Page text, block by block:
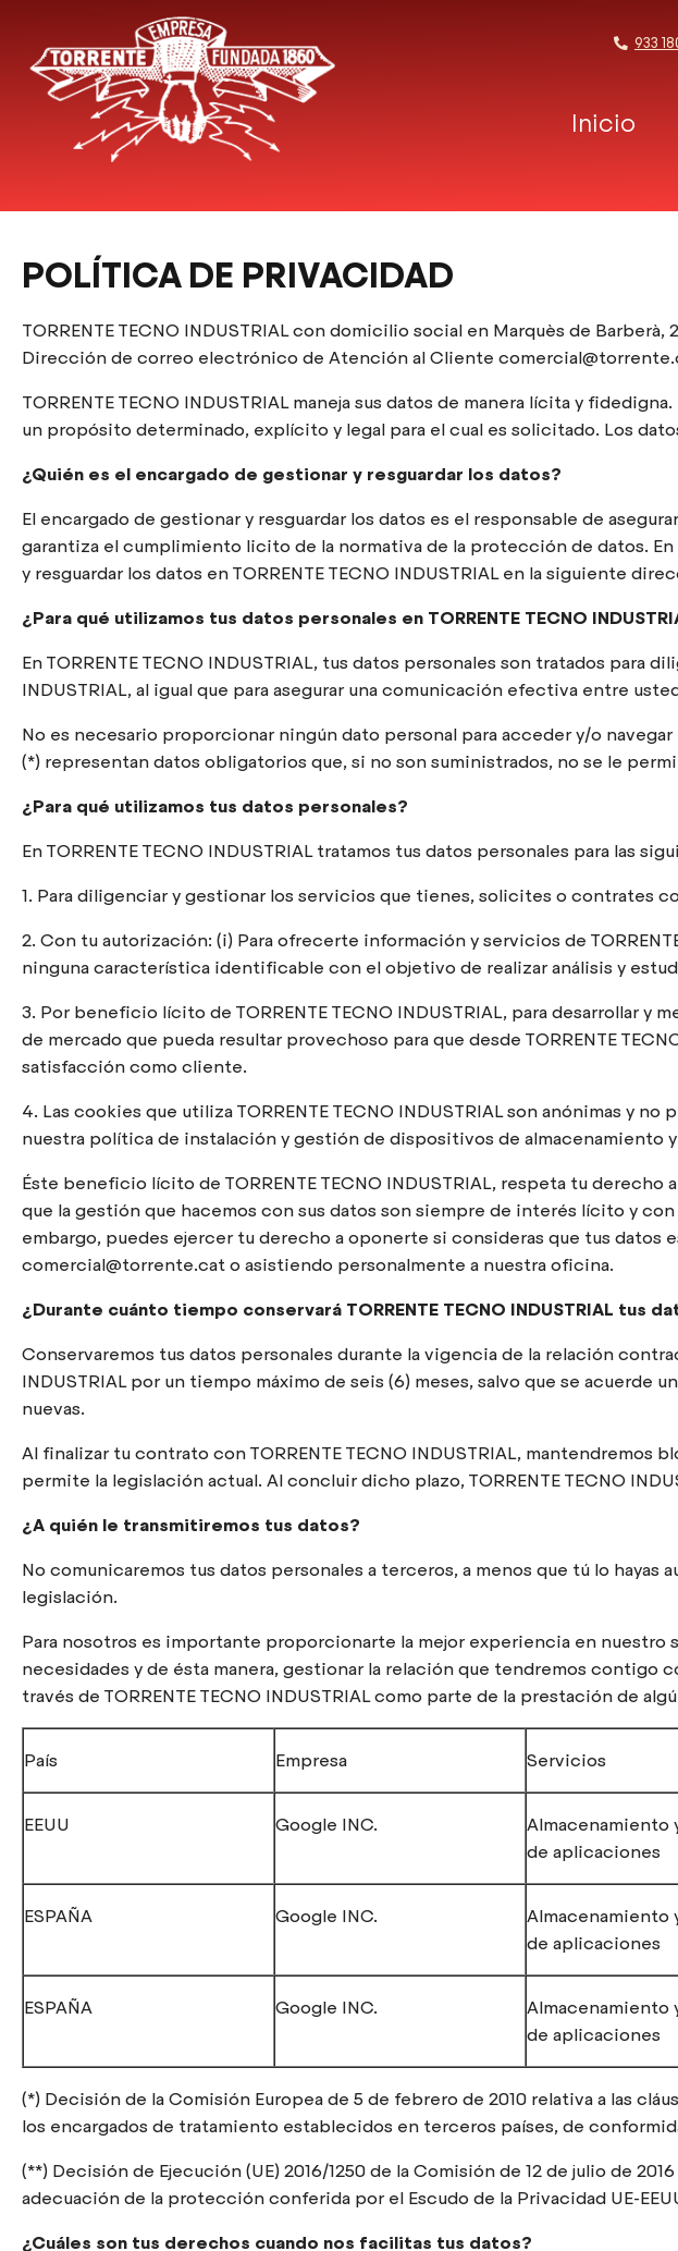
933
Inicio
POLÍTICA DE PRIVACIDAD
TORRENTE TECNO INDUSTRIAL con domicilio social en Marquès de Barberà,
Dirección de correo electrónico de Atención al Cliente
TORRENTE TECNO INDUSTRIAL maneja sus datos de manera lícita y
un propósito determinado, explícito y legal para el cual es solicitado. Los
¿Quién es el encargado de gestionar y resguardar los datos?
El encargado de gestionar y resguardar los datos es el responsable de
garantiza el cumplimiento licito de la normativa de la protección de datos.
y resguardar los datos en TORRENTE TECNO INDUSTRIAL en la siguiente
¿Para qué utilizamos tus datos personales en TORRENTE TECNO
En TORRENTE TECNO INDUSTRIAL, tus datos personales son tratados
INDUSTRIAL, al igual que para asegurar una comunicación efectiva entre usted
No es necesario proporcionar ningún dato personal para acceder y/o
(*) representan datos obligatorios que, si no son suministrados, no se le
¿Para qué utilizamos tus datos personales?
En TORRENTE TECNO INDUSTRIAL tratamos tus datos personales para las
1. Para diligenciar y gestionar los servicios que tienes, solicites o contrates
2. Con tu autorización: (i) Para ofrecerte información y servicios de
ninguna característica identificable con el objetivo de realizar análisis y
3. Por beneficio lícito de TORRENTE TECNO INDUSTRIAL, para desarrollar
de mercado que pueda resultar provechoso para que desde TORRENTE
satisfacción como cliente.
4. Las cookies que utiliza TORRENTE TECNO INDUSTRIAL son anónimas y
nuestra política de instalación y gestión de dispositivos de
Éste beneficio lícito de TORRENTE TECNO INDUSTRIAL, respeta tu
que la gestión que hacemos con sus datos son siempre de interés lícito y
embargo, puedes ejercer tu derecho a oponerte si consideras que tus datos
comercial@torrente.cat o asistiendo personalmente a nuestra oficina.
¿Durante cuánto tiempo conservará TORRENTE TECNO INDUSTRIAL tus
Conservaremos tus datos personales durante la vigencia de la relación
INDUSTRIAL por un tiempo máximo de seis (6) meses, salvo que se
nuevas.
Al finalizar tu contrato con TORRENTE TECNO INDUSTRIAL,
permite la legislación actual. Al concluir dicho plazo, TORRENTE TECNO
¿A quién le transmitiremos tus datos?
No comunicaremos tus datos personales a terceros, a menos que tú lo
legislación.
Para nosotros es importante proporcionarte la mejor experiencia en
necesidades y de ésta manera, gestionar la relación que tendremos
través de TORRENTE TECNO INDUSTRIAL como parte de la prestación de
País Empresa Servicios
EEUU Google INC.
Almacenamiento
de aplicaciones
ESPAÑA Google INC.
Almacenamiento
de aplicaciones
ESPAÑA Google INC.
Almacenamiento
de aplicaciones
(*) Decisión de la Comisión Europea de 5 de febrero de 2010 relativa a las
los encargados de tratamiento establecidos en terceros países, de
(**) Decisión de Ejecución (UE) 2016/1250 de la Comisión de 12 de julio de
adecuación de la protección conferida por el Escudo de la Privacidad UE-
¿Cuáles son tus derechos cuando nos facilitas tus datos?